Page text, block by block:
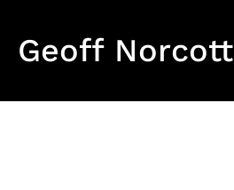
content
Geoff Norcott